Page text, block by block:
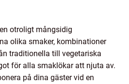
otroligt mångsidig
olika smaker, kombinationer
traditionella till vegetariska
för alla smaklökar att njuta av.
på dina gäster vid en